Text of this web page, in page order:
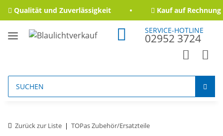
Qualität und Zuverlässigkeit Kauf auf Rechnung
SERVICE-HOTLINE
02952 3724
Zurück zur Liste TOPas Zubehör/Ersatzteile